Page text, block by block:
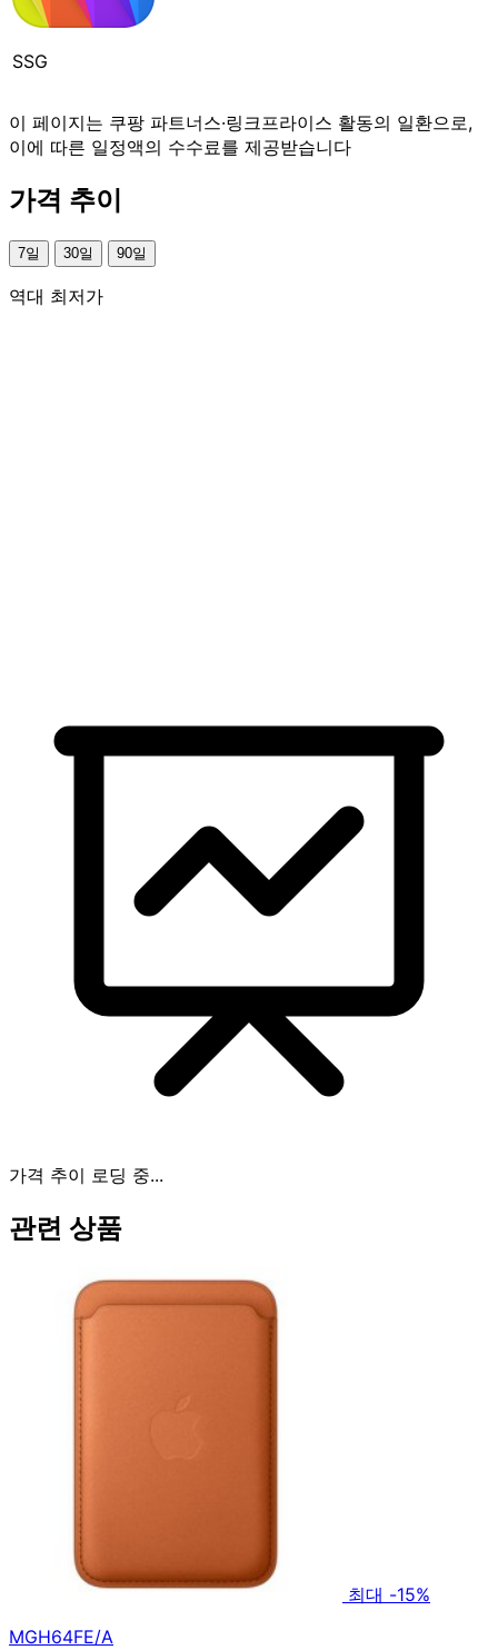
SSG
이 페이지는 쿠팡 파트너스·링크프라이스 활동의 일환으로,
이에 따른 일정액의 수수료를 제공받습니다
가격 추이
7일 30일 90일
역대 최저가
가격 추이 로딩 중...
관련 상품
최대 -15%
MGH64FE/A